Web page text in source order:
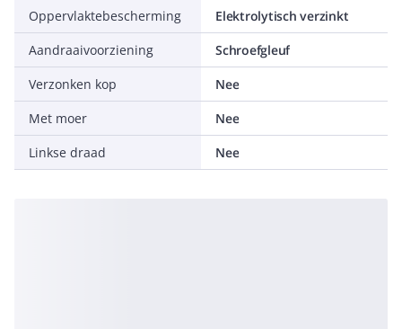
Oppervlaktebescherming
Elektrolytisch verzinkt
Aandraaivoorziening
Schroefgleuf
Verzonken kop
Nee
Met moer
Nee
Linkse draad
Nee